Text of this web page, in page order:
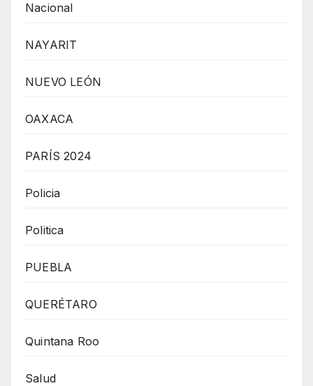
Nacional
NAYARIT
NUEVO LEÓN
OAXACA
PARÍS 2024
Policia
Politica
PUEBLA
QUERÉTARO
Quintana Roo
Salud